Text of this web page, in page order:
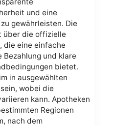
und eine
gewährleisten. Die
über die offizielle
die eine einfache
Bezahlung und klare
bietet.
in ausgewählten
wobei die
kann. Apotheken
Regionen
nach dem